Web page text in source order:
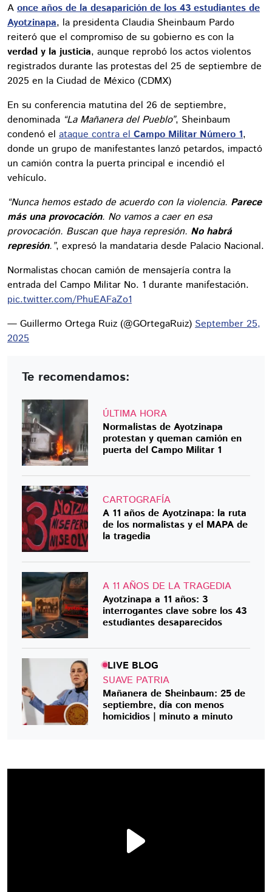
A once años de la desaparición de los 43 estudiantes de
Ayotzinapa, la presidenta Claudia Sheinbaum Pardo
reiteró que el compromiso de su gobierno es con la
verdad y la justicia, aunque reprobó los actos violentos
registrados durante las protestas del 25 de septiembre de
2025 en la Ciudad de México (CDMX)
En su conferencia matutina del 26 de septiembre,
denominada “La Mañanera del Pueblo”, Sheinbaum
condenó el ataque contra el Campo Militar Número 1,
donde un grupo de manifestantes lanzó petardos, impactó
un camión contra la puerta principal e incendió el
vehículo.
“Nunca hemos estado de acuerdo con la violencia. Parece
más una provocación. No vamos a caer en esa
provocación. Buscan que haya represión. No habrá
represión.”, expresó la mandataria desde Palacio Nacional.
Normalistas chocan camión de mensajería contra la
entrada del Campo Militar No. 1 durante manifestación.
pic.twitter.com/PhuEAFaZo1
— Guillermo Ortega Ruiz (@GOrtegaRuiz) September 25,
2025
Te recomendamos:
ÚLTIMA HORA
Normalistas de Ayotzinapa
protestan y queman camión en
puerta del Campo Militar 1
CARTOGRAFÍA
A 11 años de Ayotzinapa: la ruta
de los normalistas y el MAPA de
la tragedia
A 11 AÑOS DE LA TRAGEDIA
Ayotzinapa a 11 años: 3
interrogantes clave sobre los 43
estudiantes desaparecidos
LIVE BLOG
SUAVE PATRIA
Mañanera de Sheinbaum: 25 de
septiembre, día con menos
homicidios | minuto a minuto